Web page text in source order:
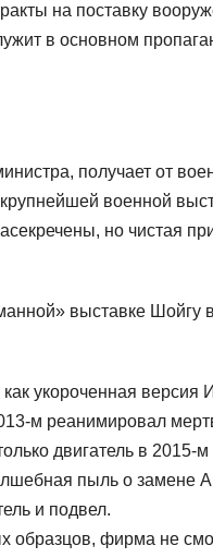
на поставку
в основном
получает от
крупнейшей военной
но чистая
выставке Шойгу
укороченная
м реанимировал
двигатель в
пыль о замене
и подвел.
образцов, фирма не